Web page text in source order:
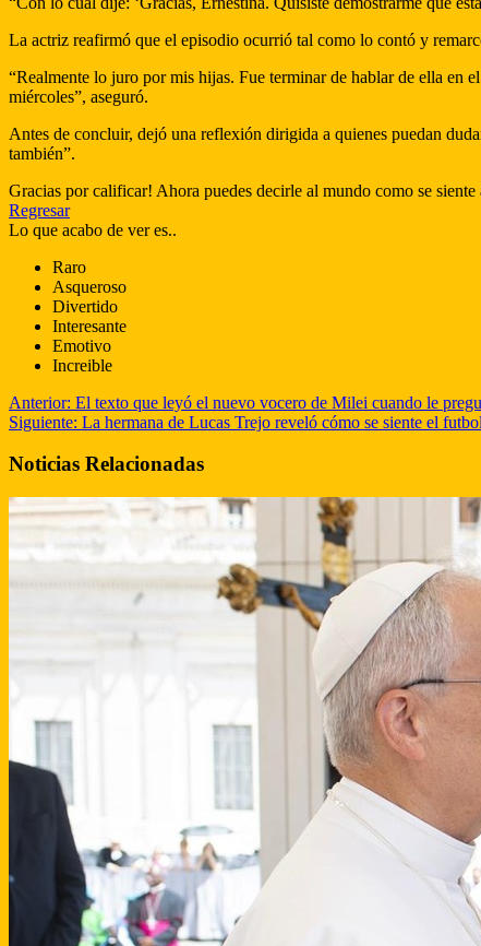
La actriz reafirmó que el episodio ocurrió tal como lo contó y
“Realmente lo juro por mis hijas. Fue terminar de hablar de ella en
miércoles”, aseguró.
Antes de concluir, dejó una reflexión dirigida a quienes puedan
también”.
Gracias por calificar! Ahora puedes decirle al mundo como se siente
Regresar
Lo que acabo de ver es..
Raro
Asqueroso
Divertido
Interesante
Emotivo
Increible
Anterior: El texto que leyó el nuevo vocero de Milei cuando le
Siguiente: La hermana de Lucas Trejo reveló cómo se siente el
Noticias Relacionadas